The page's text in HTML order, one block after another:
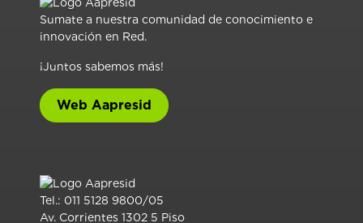
Sumate a nuestra comunidad de conocimiento e
innovación en Red.
¡Juntos sabemos más!
Web Aapresid
Tel.: 011 5128 9800/05
Av. Corrientes 1302 5 Piso